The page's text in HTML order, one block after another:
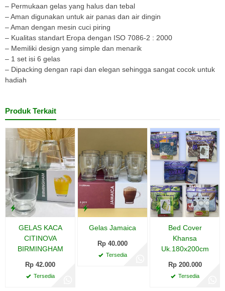
– Permukaan gelas yang halus dan tebal
– Aman digunakan untuk air panas dan air dingin
– Aman dengan mesin cuci piring
– Kualitas standart Eropa dengan ISO 7086-2 : 2000
– Memiliki design yang simple dan menarik
– 1 set isi 6 gelas
– Dipacking dengan rapi dan elegan sehingga sangat cocok untuk
hadiah
Produk Terkait
GELAS KACA
CITINOVA
BIRMINGHAM
Rp 42.000
Tersedia
Gelas Jamaica
Rp 40.000
Tersedia
Bed Cover
Khansa
Uk.180x200cm
Rp 200.000
Tersedia